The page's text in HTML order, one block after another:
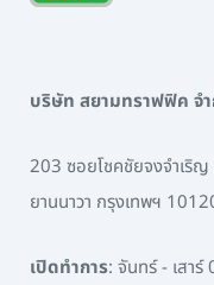
บริษัท สยามทราฟฟิค จ
203 ซอยโชคชัยจงจำเริญ
ยานนาวา กรุงเทพฯ
เปิดทำการ: จันทร์ - เสา